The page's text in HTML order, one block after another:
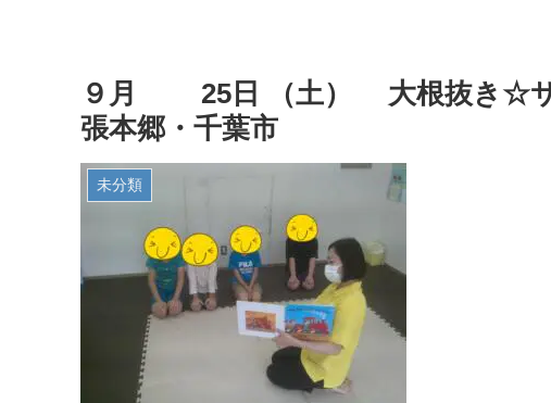
９月 25日 （土） 大根抜き☆サ
張本郷・千葉市
未分類